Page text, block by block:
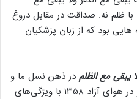
آنجا بود که این حدیث
مع الکفر ولا یبقی مع
با ظلم نه. صداقت در مقابل دروغ